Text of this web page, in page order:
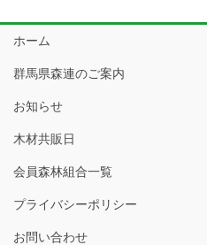
ホーム
群馬県森連のご案内
お知らせ
木材共販日
会員森林組合一覧
プライバシーポリシー
お問い合わせ